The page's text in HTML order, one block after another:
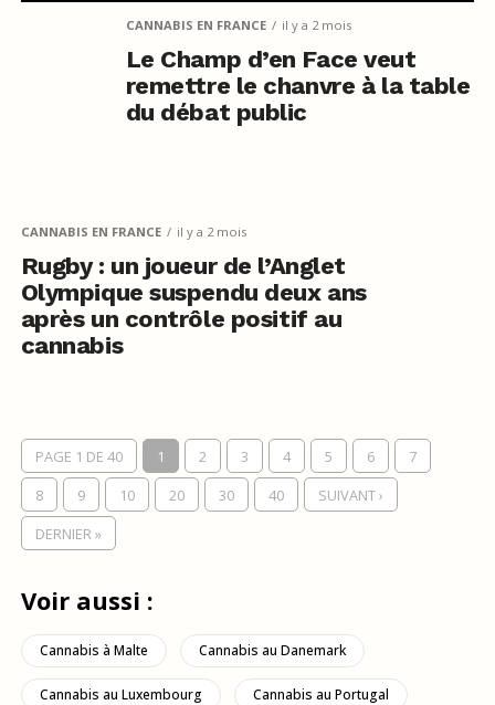
CANNABIS EN FRANCE il y a 2 mois
Le Champ d’en Face veut
remettre le chanvre à la table
du débat public
CANNABIS EN FRANCE il y a 2 mois
Rugby : un joueur de l’Anglet
Olympique suspendu deux ans
après un contrôle positif au
cannabis
PAGE 1 DE 40 1 2 3 4 5 6
7
8
9 10 20 30 40
SUIVANT ›
DERNIER »
Voir aussi :
Cannabis à Malte Cannabis au Danemark
Cannabis au Luxembourg Cannabis au Portugal